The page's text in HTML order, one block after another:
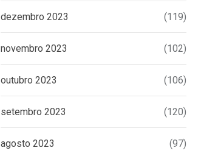
dezembro 2023 (119)
novembro 2023 (102)
outubro 2023 (106)
setembro 2023 (120)
agosto 2023 (97)